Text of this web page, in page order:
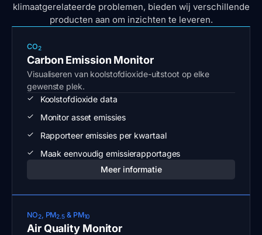
klimaatgerelateerde problemen, bieden wij verschillende
producten aan om inzichten te leveren.
CO2
Carbon Emission Monitor
Visualiseren van koolstofdioxide-uitstoot op elke
gewenste plek.
Koolstofdioxide data
Monitor asset emissies
Rapporteer emissies per kwartaal
Maak eenvoudig emissierapportages
Meer informatie
NO2, PM2.5 & PM10
Air Quality Monitor